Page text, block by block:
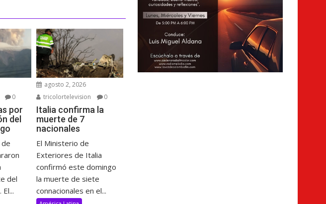
0
por
del
del
agosto 2, 2026
tricolortelevision
0
Italia confirma la
muerte de 7
nacionales
El Ministerio de
Exteriores de Italia
confirmó este domingo
la muerte de siete
connacionales en el...